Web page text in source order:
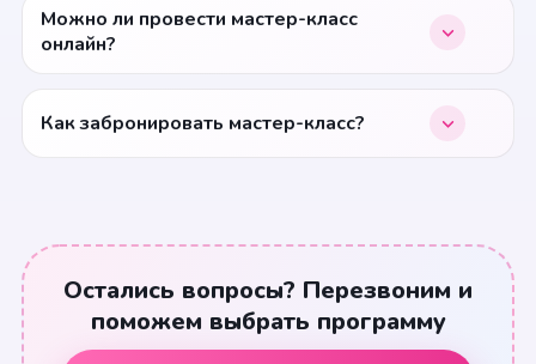
Можно ли провести мастер-класс
онлайн?
Как забронировать мастер-класс?
Остались вопросы? Перезвоним и
поможем выбрать программу